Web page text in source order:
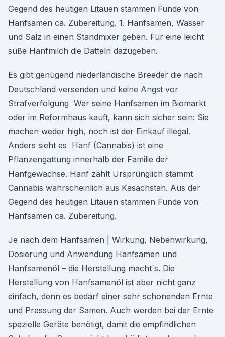
Gegend des heutigen Litauen stammen Funde von
Hanfsamen ca. Zubereitung. 1. Hanfsamen, Wasser
und Salz in einen Standmixer geben. Für eine leicht
süße Hanfmilch die Datteln dazugeben.
Es gibt genügend niederländische Breeder die nach
Deutschland versenden und keine Angst vor
Strafverfolgung Wer seine Hanfsamen im Biomarkt
oder im Reformhaus kauft, kann sich sicher sein: Sie
machen weder high, noch ist der Einkauf illegal.
Anders sieht es Hanf (Cannabis) ist eine
Pflanzengattung innerhalb der Familie der
Hanfgewächse. Hanf zählt Ursprünglich stammt
Cannabis wahrscheinlich aus Kasachstan. Aus der
Gegend des heutigen Litauen stammen Funde von
Hanfsamen ca. Zubereitung.
Je nach dem Hanfsamen | Wirkung, Nebenwirkung,
Dosierung und Anwendung Hanfsamen und
Hanfsamenöl – die Herstellung macht´s. Die
Herstellung von Hanfsamenöl ist aber nicht ganz
einfach, denn es bedarf einer sehr schonenden Ernte
und Pressung der Samen. Auch werden bei der Ernte
spezielle Geräte benötigt, damit die empfindlichen